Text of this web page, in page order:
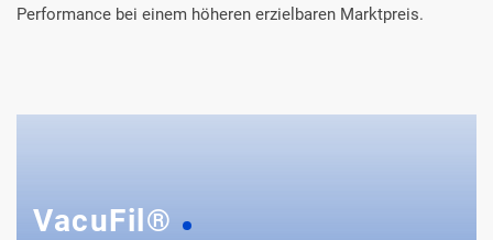
Performance bei einem höheren erzielbaren Marktpreis.
VacuFil®